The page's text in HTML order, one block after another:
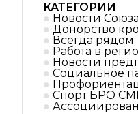
КАТЕГОРИИ
Новости Союза
Донорство
Всегда рядом
Работа в
Новости
Социальное
Спорт БРО